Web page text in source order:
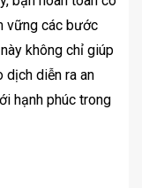
vững các bước
này không chỉ giúp
dịch diễn ra an
hạnh phúc trong